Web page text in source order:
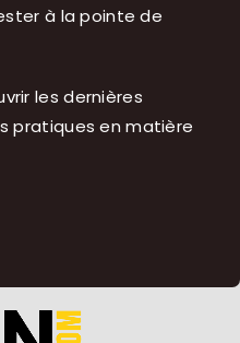
à la pointe de
les dernières
pratiques en matière